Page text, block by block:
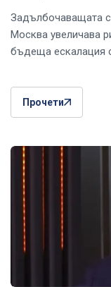
Задълбочаващата
Москва увеличава
бъдеща ескалация
Прочети